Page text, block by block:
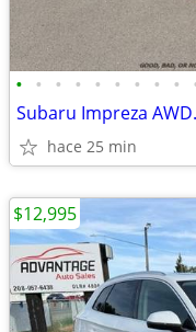
• • • • • • • • •
Subaru Impreza
hace 25 min
$12,995